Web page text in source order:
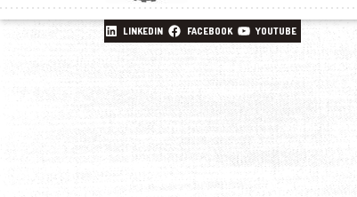
LINKEDIN FACEBOOK YOUTUBE